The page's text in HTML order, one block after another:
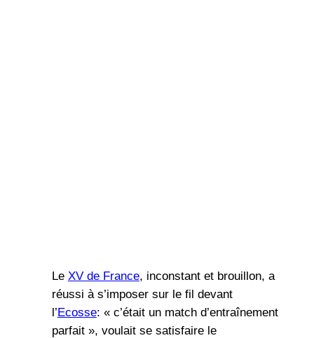
Le XV de France, inconstant et brouillon, a
réussi à s’imposer sur le fil devant
l’Ecosse: « c’était un match d’entraînement
parfait », voulait se satisfaire le